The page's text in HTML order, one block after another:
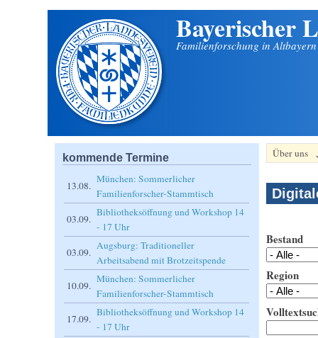
Bayerischer
Familienforschung in
Über uns
Bestand
Region
kommende Termine
13.08.
München: Sommerlicher
Familienforscher-Stammtisch
03.09.
Bibliotheksöffnung und Workshop 14
- 17 Uhr
03.09.
Augsburg: Traditioneller
Arbeitsabend mit Brotzeitspende
10.09.
München: Sommerlicher
Familienforscher-Stammtisch
17.09.
Bibliotheksöffnung und Workshop 14
- 17 Uhr